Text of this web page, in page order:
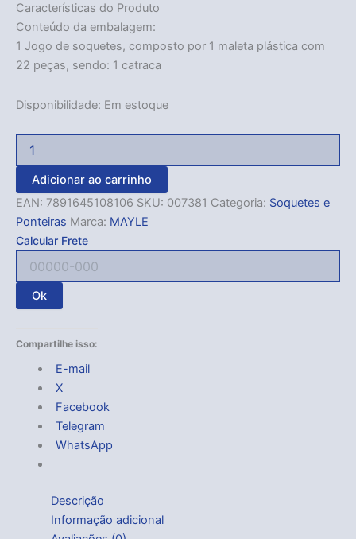
Características do Produto
Conteúdo da embalagem:
1 Jogo de soquetes, composto por 1 maleta plástica com
22 peças, sendo: 1 catraca
Disponibilidade: Em estoque
Adicionar ao carrinho
EAN: 7891645108106 SKU: 007381 Categoria: Soquetes e
Ponteiras Marca: MAYLE
Calcular Frete
Ok
Compartilhe isso:
E-mail
X
Facebook
Telegram
WhatsApp
Descrição
Informação adicional